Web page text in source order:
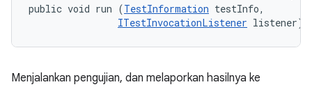
public void run (TestInformation testInfo,
ITestInvocationListener listener)
Menjalankan pengujian, dan melaporkan hasilnya ke